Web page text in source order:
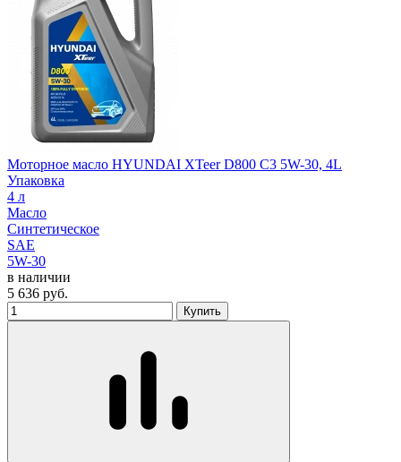
Моторное масло HYUNDAI XTeer D800 C3 5W-30, 4L
Упаковка
4 л
Масло
Синтетическое
SAE
5W-30
в наличии
5 636 руб.
Купить